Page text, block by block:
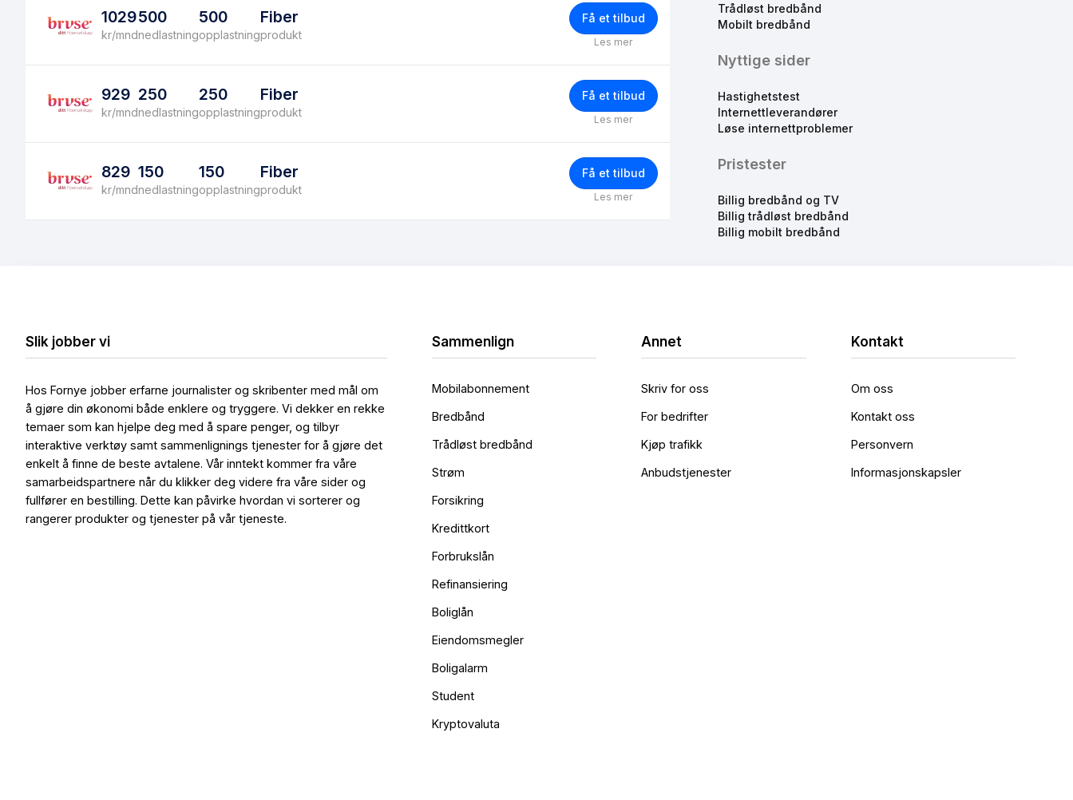
1029
kr/mnd
500
nedlastning
500
opplastning
Fiber
produkt
Få et tilbud
Les mer
929
kr/mnd
250
nedlastning
250
opplastning
Fiber
produkt
Få et tilbud
Les mer
829
kr/mnd
150
nedlastning
150
opplastning
Fiber
produkt
Få et tilbud
Les mer
Trådløst bredbånd
Mobilt bredbånd
Nyttige sider
Hastighetstest
Internettleverandører
Løse internettproblemer
Pristester
Billig bredbånd og TV
Billig trådløst bredbånd
Billig mobilt bredbånd
Slik jobber vi
Hos Fornye jobber erfarne journalister og skribenter med mål om
å gjøre din økonomi både enklere og tryggere. Vi dekker en rekke
temaer som kan hjelpe deg med å spare penger, og tilbyr
interaktive verktøy samt sammenlignings tjenester for å gjøre det
enkelt å finne de beste avtalene. Vår inntekt kommer fra våre
samarbeidspartnere når du klikker deg videre fra våre sider og
fullfører en bestilling. Dette kan påvirke hvordan vi sorterer og
rangerer produkter og tjenester på vår tjeneste.
Sammenlign
Mobilabonnement
Bredbånd
Trådløst bredbånd
Strøm
Forsikring
Kredittkort
Forbrukslån
Refinansiering
Boliglån
Eiendomsmegler
Boligalarm
Student
Kryptovaluta
Annet
Skriv for oss
For bedrifter
Kjøp trafikk
Anbudstjenester
Kontakt
Om oss
Kontakt oss
Personvern
Informasjonskapsler